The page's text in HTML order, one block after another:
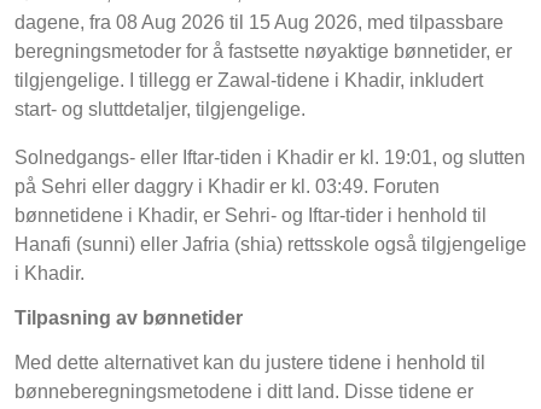
dagene, fra 08 Aug 2026 til 15 Aug 2026, med tilpassbare
beregningsmetoder for å fastsette nøyaktige bønnetider, er
tilgjengelige. I tillegg er Zawal-tidene i Khadir, inkludert
start- og sluttdetaljer, tilgjengelige.
Solnedgangs- eller Iftar-tiden i Khadir er kl. 19:01, og slutten
på Sehri eller daggry i Khadir er kl. 03:49. Foruten
bønnetidene i Khadir, er Sehri- og Iftar-tider i henhold til
Hanafi (sunni) eller Jafria (shia) rettsskole også tilgjengelige
i Khadir.
Tilpasning av bønnetider
Med dette alternativet kan du justere tidene i henhold til
bønneberegningsmetodene i ditt land. Disse tidene er